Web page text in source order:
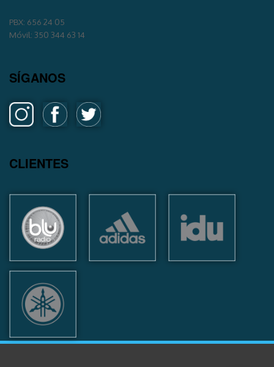
PBX: 656 24 05
Móvil: 350 344 63 14
SÍGANOS
CLIENTES